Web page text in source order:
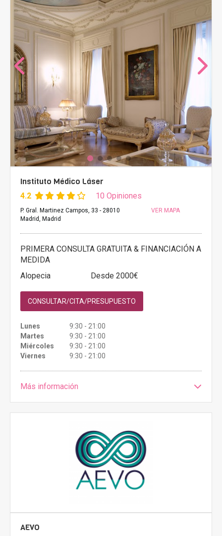
Instituto Médico Láser
4.2 10 Opiniones
P. Gral. Martinez Campos, 33 - 28010
Madrid, Madrid
VER MAPA
PRIMERA CONSULTA GRATUITA & FINANCIACIÓN A
MEDIDA
Alopecia
Desde 2000€
CONSULTAR/CITA/PRESUPUESTO
Lunes
9:30 - 21:00
Martes
9:30 - 21:00
Miércoles
9:30 - 21:00
Viernes
9:30 - 21:00
Más información
AEVO